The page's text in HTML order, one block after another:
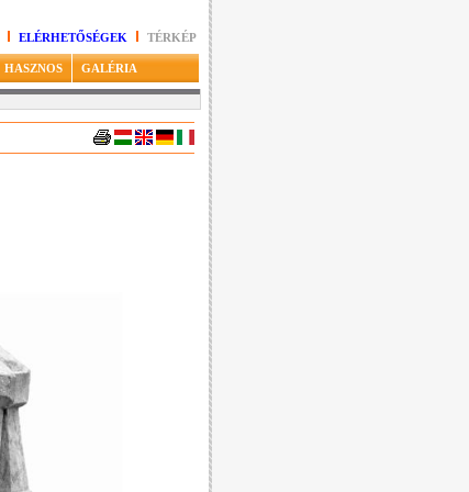
ELÉRHETŐSÉGEK TÉRKÉP
HASZNOS GALÉRIA